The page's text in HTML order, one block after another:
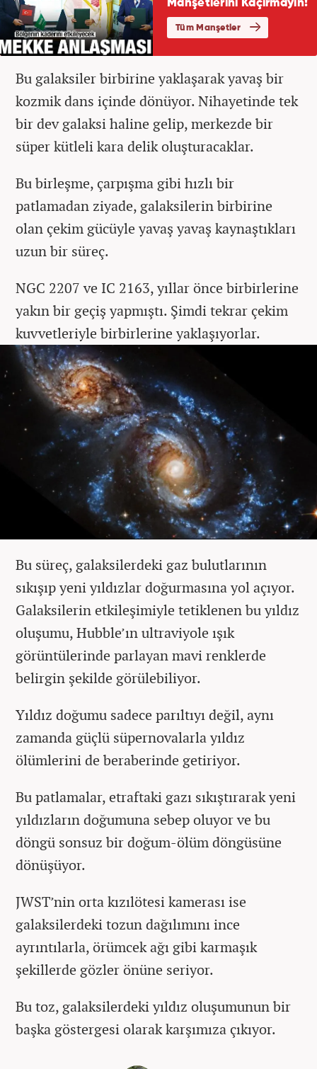
Bu galaksiler birbirine yaklaşarak yavaş bir
kozmik dans içinde dönüyor. Nihayetinde tek
bir dev galaksi haline gelip, merkezde bir
süper kütleli kara delik oluşturacaklar.
Bu birleşme, çarpışma gibi hızlı bir
patlamadan ziyade, galaksilerin birbirine
olan çekim gücüyle yavaş yavaş kaynaştıkları
uzun bir süreç.
NGC 2207 ve IC 2163, yıllar önce birbirlerine
yakın bir geçiş yapmıştı. Şimdi tekrar çekim
kuvvetleriyle birbirlerine yaklaşıyorlar.
Bu süreç, galaksilerdeki gaz bulutlarının
sıkışıp yeni yıldızlar doğurmasına yol açıyor.
Galaksilerin etkileşimiyle tetiklenen bu yıldız
oluşumu, Hubble’ın ultraviyole ışık
görüntülerinde parlayan mavi renklerde
belirgin şekilde görülebiliyor.
Yıldız doğumu sadece parıltıyı değil, aynı
zamanda güçlü süpernovalarla yıldız
ölümlerini de beraberinde getiriyor.
Bu patlamalar, etraftaki gazı sıkıştırarak yeni
yıldızların doğumuna sebep oluyor ve bu
döngü sonsuz bir doğum-ölüm döngüsüne
dönüşüyor.
JWST’nin orta kızılötesi kamerası ise
galaksilerdeki tozun dağılımını ince
ayrıntılarla, örümcek ağı gibi karmaşık
şekillerde gözler önüne seriyor.
Bu toz, galaksilerdeki yıldız oluşumunun bir
başka göstergesi olarak karşımıza çıkıyor.